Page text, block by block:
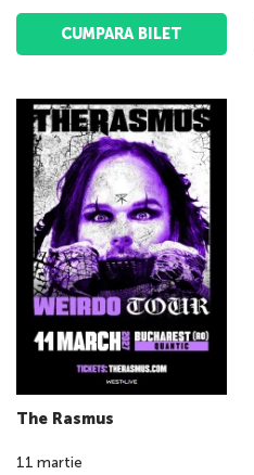
CUMPARA BILET
The Rasmus
11 martie